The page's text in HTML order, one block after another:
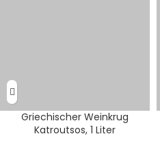
Griechischer Weinkrug
Katroutsos, 1 Liter